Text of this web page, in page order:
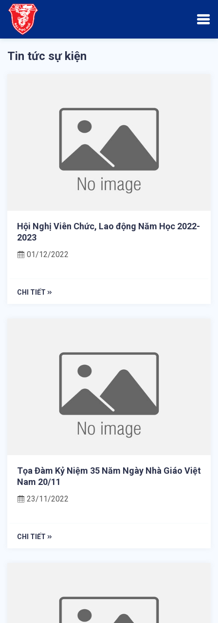
Tin tức sự kiện
Hội Nghị Viên Chức, Lao động Năm Học 2022-
2023
01/12/2022
CHI TIẾT
Tọa Đàm Kỷ Niệm 35 Năm Ngày Nhà Giáo Việt
Nam 20/11
23/11/2022
CHI TIẾT